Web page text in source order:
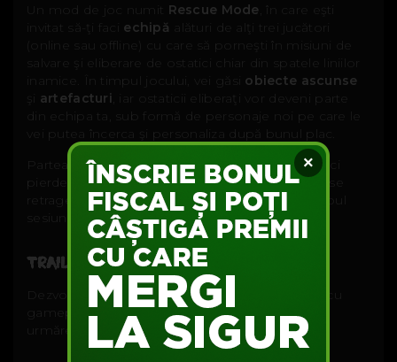
×
Un mod de joc numit Rescue Mode , în care eşti
invitat să-ţi faci echipă
alături de alţi trei jucători
(online sau offline) cu care să porneşti în misiuni de
salvare şi eliberare de ostatici chiar din spatele liniilor
inamice. În timpul jocului, vei găsi obiecte ascunse
artefacturi , iar ostaticii eliberaţi vor deveni parte
din echipa ta, sub formă de personaje noi pe care le
vei putea încerca şi personaliza după bunul plac.
Partea interesantă este că, dacă unul dintre amici
pierde conexiunea la internet sau pur şi simplu se
retrage la somn, oricine îi poate lua locul în timpul
sesiunii de joc.
TRAILER
Dezvoltatorul a publicat zilele trecute un trailer cu
gameplay din Rescue Mode, pe care poți să-l
urmăreşti mai jos: